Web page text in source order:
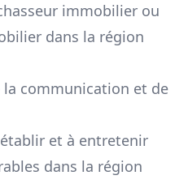
immobilier ou
dans la région
la communication et de
et à entretenir
dans la région